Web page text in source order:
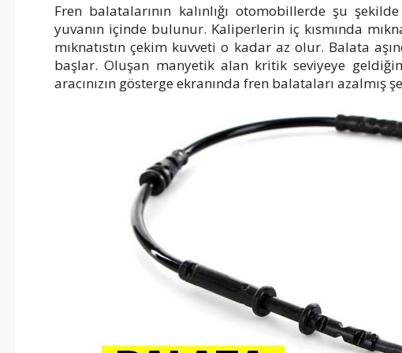
Fren balatalarının kalınlığı otomobillerde şu
yuvanın içinde bulunur. Kaliperlerin iç kısmında
mıknatıstın çekim kuvveti o kadar az olur. Balata
başlar. Oluşan manyetik alan kritik seviyeye
aracınızın gösterge ekranında fren balataları azalmış